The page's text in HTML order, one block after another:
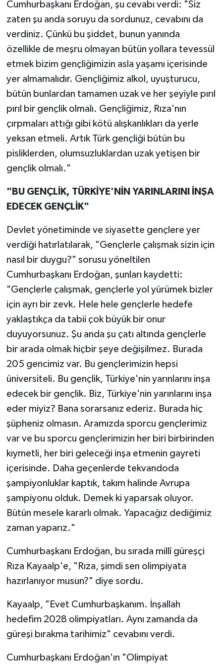
Cumhurbaşkanı Erdoğan, şu cevabı verdi: "Siz
zaten şu anda soruyu da sordunuz, cevabını da
verdiniz. Çünkü bu şiddet, bunun yanında
özellikle de meşru olmayan bütün yollara tevessül
etmek bizim gençliğimizin asla yaşamı içerisinde
yer almamalıdır. Gençliğimiz alkol, uyuşturucu,
bütün bunlardan tamamen uzak ve her şeyiyle pırıl
pırıl bir gençlik olmalı. Gençliğimiz, Rıza'nın
çırpmaları attığı gibi kötü alışkanlıkları da yerle
yeksan etmeli. Artık Türk gençliği bütün bu
pisliklerden, olumsuzluklardan uzak yetişen bir
gençlik olmalı."
"BU GENÇLİK, TÜRKİYE'NİN YARINLARINI İNŞA
EDECEK GENÇLİK"
Devlet yönetiminde ve siyasette gençlere yer
verdiği hatırlatılarak, "Gençlerle çalışmak sizin için
nasıl bir duygu?" sorusu yöneltilen
Cumhurbaşkanı Erdoğan, şunları kaydetti:
"Gençlerle çalışmak, gençlerle yol yürümek bizler
için ayrı bir zevk. Hele hele gençlerle hedefe
yaklaştıkça da tabii çok büyük bir onur
duyuyorsunuz. Şu anda şu çatı altında gençlerle
bir arada olmak hiçbir şeye değişilmez. Burada
205 gencimiz var. Bu gençlerimizin hepsi
üniversiteli. Bu gençlik, Türkiye'nin yarınlarını inşa
edecek bir gençlik. Biz, Türkiye'nin yarınlarını inşa
eder miyiz? Bana sorarsanız ederiz. Burada hiç
şüpheniz olmasın. Aramızda sporcu gençlerimiz
var ve bu sporcu gençlerimizin her biri birbirinden
kıymetli, her biri geleceği inşa etmenin gayreti
içerisinde. Daha geçenlerde tekvandoda
şampiyonluklar kaptık, takım halinde Avrupa
şampiyonu olduk. Demek ki yaparsak oluyor.
Bütün mesele kararlı olmak. Yapacağız dediğimiz
zaman yaparız."
Cumhurbaşkanı Erdoğan, bu sırada millî güreşçi
Rıza Kayaalp'e, "Rıza, şimdi sen olimpiyata
hazırlanıyor musun?" diye sordu.
Kayaalp, "Evet Cumhurbaşkanım. İnşallah
hedefim 2028 olimpiyatları. Aynı zamanda da
güreşi bırakma tarihimiz" cevabını verdi.
Cumhurbaşkanı Erdoğan'ın "Olimpiyat